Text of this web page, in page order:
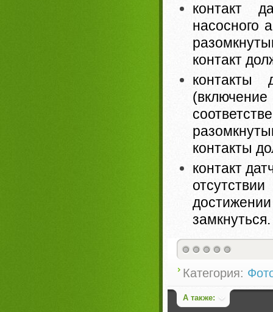
контакт
насосного
контакт
контакты
контакты
контакт
замкнуться.
Категория:
А также: